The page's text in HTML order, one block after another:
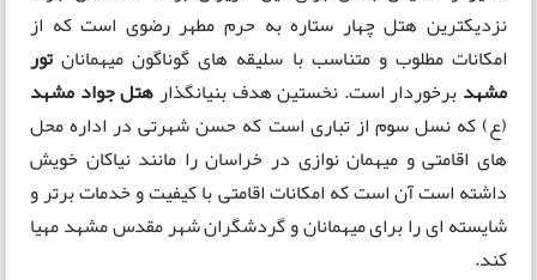
نزدیکترین هتل چهار ستاره به حرم مطهر رضوی است که از
امکانات مطلوب و متناسب با سلیقه های گوناگون میهمانان تور
مشهدبرخوردار است. نخستین هدف بنیانگذارهتل جواد مشهد
(ع) که نسل سوم از تباری است که حسن شهرتی در اداره محل
های اقامتی و میهمان نوازی در خراسان را مانند نیاکان خویش
داشته است آن است که امکانات اقامتی با کیفیت و خدمات برتر و
شایسته ای را برای میهمانان و گردشگران شهر مقدس مشهد مهیا
کند.